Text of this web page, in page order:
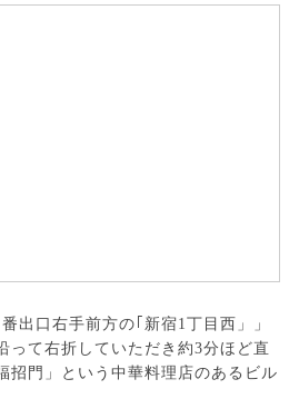
出口右手前方の｢新宿1丁目西」」
って右折していただき約3分ほど直
招門」という中華料理店のあるビル